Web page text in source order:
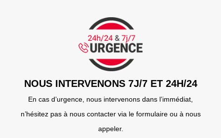
NOUS INTERVENONS 7J/7 ET 24H/24
En cas d’urgence, nous intervenons dans l’immédiat,
n’hésitez pas à nous contacter via le formulaire ou à nous
appeler.